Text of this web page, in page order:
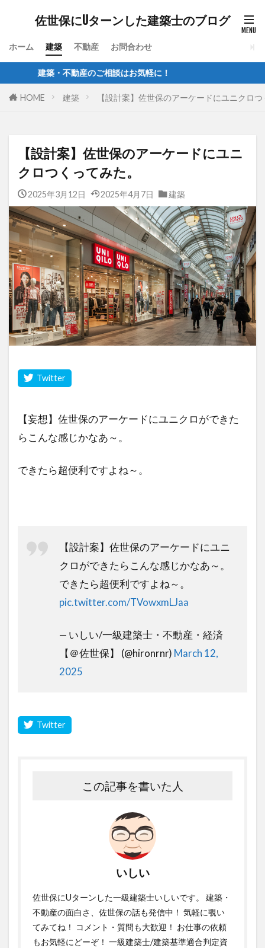
佐世保にUターンした建築士のブログ
ホーム 建築 不動産 お問合わせ
建築・不動産のご相談はお気軽に！
HOME 建築 【設計案】佐世保のアーケードにユニクロ
【設計案】佐世保のアーケードにユニ
クロつくってみた。
2025年3月12日 2025年4月7日 建築
【妄想】佐世保のアーケードにユニクロができた
らこんな感じかなあ～。
できたら超便利ですよね～。
【設計案】佐世保のアーケードにユニ
クロができたらこんな感じかなあ～。
できたら超便利ですよね～。
pic.twitter.com/TVowxmLJaa
— いしい/一級建築士・不動産・経済
【＠佐世保】 (@hironrnr) March 12,
2025
この記事を書いた人
いしい
佐世保にUターンした一級建築士いしいです。 建築・
不動産の面白さ、佐世保の話も発信中！ 気軽に覗い
てみてね！ コメント・質問も大歓迎！ お仕事の依頼
もお気軽にどーぞ！ 一級建築士/建築基準適合判定資